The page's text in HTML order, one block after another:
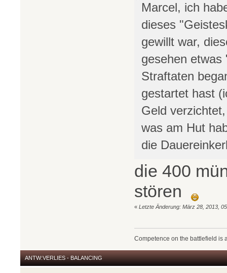
Marcel, ich
dieses
gewillt war,
gesehen etwas
Straftaten
gestartet hast
Geld
was am Hut
die
die 400
stören
«Letzte Änderung: März 28, 2013,
Competence on the battlefield is
ANTW:VERLIES - BALANCING